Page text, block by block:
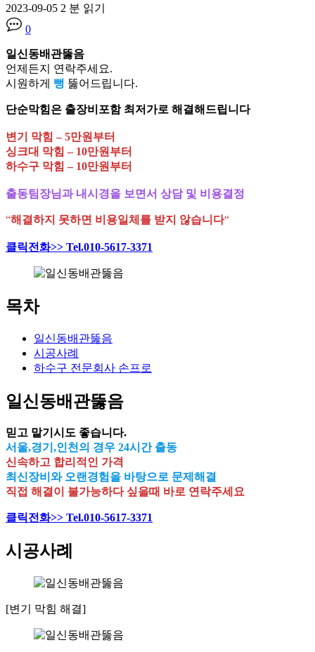
2023-09-05 2 분 읽기
0
일신동배관뚫음
언제든지 연락주세요.
시원하게 뻥 뚫어드립니다.
단순막힘은 출장비포함 최저가로 해결해드립니다
변기 막힘 – 5만원부터
싱크대 막힘 – 10만원부터
하수구 막힘 – 10만원부터
출동팀장님과 내시경을 보면서 상담 및 비용결정
“해결하지 못하면 비용일체를 받지 않습니다“
클릭전화>> Tel.010-5617-3371
목차
일신동배관뚫음
시공사례
하수구 전문회사 손프로
일신동배관뚫음
믿고 맡기시도 좋습니다.
서울,경기,인천의 경우 24시간 출동
신속하고 합리적인 가격
최신장비와 오랜경험을 바탕으로 문제해결
직접 해결이 불가능하다 싶을때 바로 연락주세요
클릭전화>> Tel.010-5617-3371
시공사례
[변기 막힘 해결]